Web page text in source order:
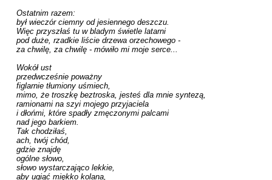
Ostatnim razem:
był wieczór ciemny od jesiennego deszczu.
Więc przyszłaś tu w bladym świetle latarni
pod duże, rzadkie liście drzewa orzechowego -
za chwilę, za chwilę - mówiło mi moje serce...
Wokół ust
przedwcześnie poważny
figlarnie tłumiony uśmiech,
mimo, że troszkę beztroska, jesteś dla mnie syntezą,
ramionami na szyi mojego przyjaciela
i dłońmi, które spadły zmęczonymi palcami
nad jego barkiem.
Tak chodziłaś,
ach, twój chód,
gdzie znajdę
ogólne słowo,
słowo wystarczająco lekkie,
aby ugiąć miękko kolana,